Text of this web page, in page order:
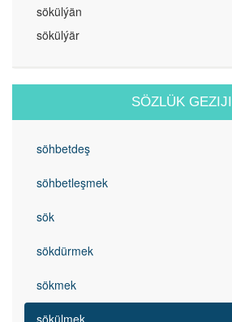
sökülýän
sökülýär
SÖZLÜK GEZIJI
söhbetdeş
söhbetleşmek
sök
sökdürmek
sökmek
sökülmek